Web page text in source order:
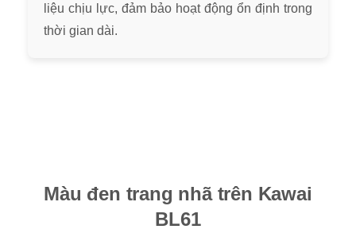
liệu chịu lực, đảm bảo hoạt động ổn định trong
thời gian dài.
Màu đen trang nhã trên Kawai
BL61